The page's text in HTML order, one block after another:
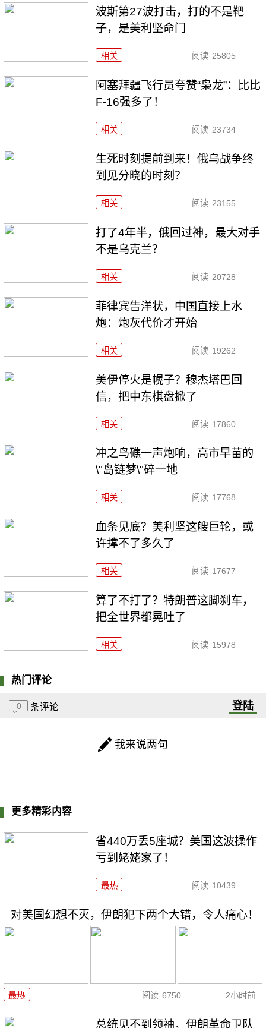
波斯第27波打击，打的不是靶
子，是美利坚命门
相关 阅读 25805
阿塞拜疆飞行员夸赞“枭龙”：比比
F-16强多了！
相关 阅读 23734
生死时刻提前到来！俄乌战争终
到见分晓的时刻？
相关 阅读 23155
打了4年半，俄回过神，最大对手
不是乌克兰？
相关 阅读 20728
菲律宾告洋状，中国直接上水
炮：炮灰代价才开始
相关 阅读 19262
美伊停火是幌子？穆杰塔巴回
信，把中东棋盘掀了
相关 阅读 17860
冲之鸟礁一声炮响，高市早苗的
\"岛链梦\"碎一地
相关 阅读 17768
血条见底？美利坚这艘巨轮，或
许撑不了多久了
相关 阅读 17677
算了不打了？特朗普这脚刹车，
把全世界都晃吐了
相关 阅读 15978
热门评论
0 条评论 登陆
我来说两句
更多精彩内容
省440万丢5座城？美国这波操作
亏到姥姥家了！
最热 阅读 10439
对美国幻想不灭，伊朗犯下两个大错，令人痛心！
最热 阅读 6750 2小时前
总统见不到领袖，伊朗革命卫队